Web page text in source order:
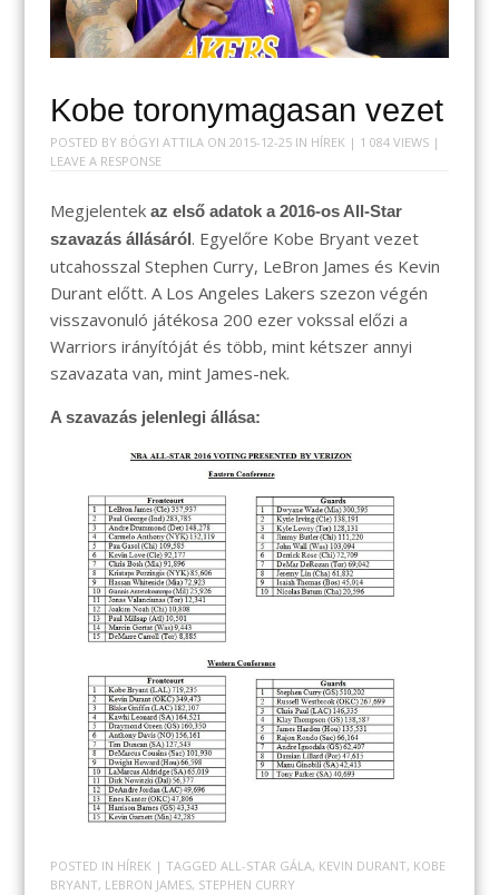
Kobe toronymagasan vezet
POSTED BY BÓGYI ATTILAON 2015-12-25IN HÍREK| 1 084 VIEWS |
LEAVE A RESPONSE
Megjelentek az első adatok a 2016-os All-Star
szavazás állásáról. Egyelőre Kobe Bryant vezet
utcahosszal Stephen Curry, LeBron James és Kevin
Durant előtt. A Los Angeles Lakers szezon végén
visszavonuló játékosa 200 ezer vokssal előzi a
Warriors irányítóját és több, mint kétszer annyi
szavazata van, mint James-nek.
A szavazás jelenlegi állása:
POSTED IN HÍREK | TAGGED ALL-STAR GÁLA, KEVIN DURANT, KOBE
BRYANT, LEBRON JAMES, STEPHEN CURRY